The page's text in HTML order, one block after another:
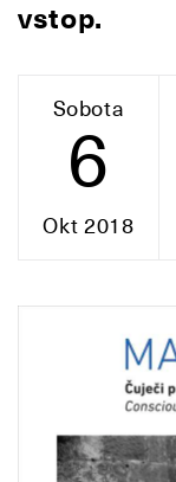
vstop.
Sobota
6
Okt 2018